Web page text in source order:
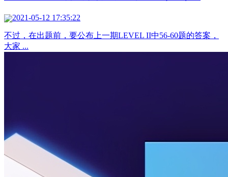
2021-05-12 17:35:22
不过，在出题前，要公布上一期LEVEL II中56-60题的答案，
大家 ...